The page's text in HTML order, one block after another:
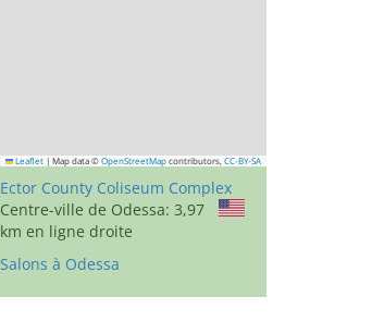
Leaflet | Map data © OpenStreetMap contributors, CC-BY-SA
Ector County Coliseum Complex
Centre-ville de Odessa: 3,97
km en ligne droite
Salons à Odessa